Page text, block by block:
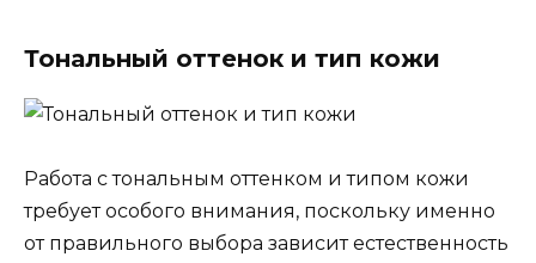
Тональный оттенок и тип кожи
Работа с тональным оттенком и типом кожи
требует особого внимания, поскольку именно
от правильного выбора зависит естественность